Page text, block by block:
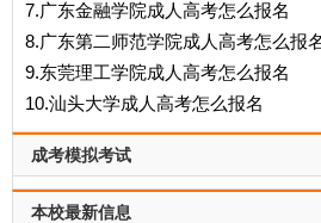
7.广东金融学院成人高考怎么报名
8.广东第二师范学院成人高考怎么报
9.东莞理工学院成人高考怎么报名
10.汕头大学成人高考怎么报名
成考模拟考试
本校最新信息